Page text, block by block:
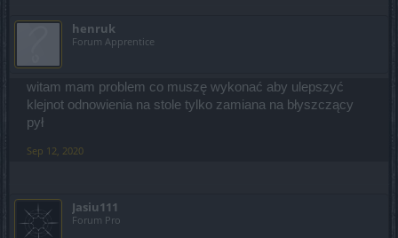
henruk
Forum Apprentice
witam mam problem co muszę wykonać aby ulepszyć
klejnot odnowienia na stole tylko zamiana na błyszczący
pył
Sep 12, 2020
Jasiu111
Forum Pro